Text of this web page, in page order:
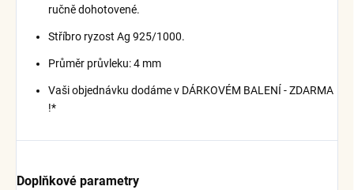
ručně dohotovené.
Stříbro ryzost Ag 925/1000.
Průměr průvleku: 4 mm
Vaši objednávku dodáme v DÁRKOVÉM BALENÍ - ZDARMA
!*
Doplňkové parametry